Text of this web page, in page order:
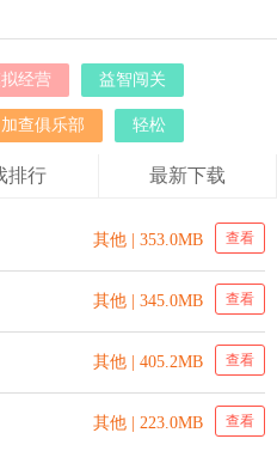
经营 益智闯关
加查俱乐部 轻松
排行 最新下载
其他 | 353.0MB 查看
其他 | 345.0MB 查看
其他 | 405.2MB 查看
其他 | 223.0MB 查看